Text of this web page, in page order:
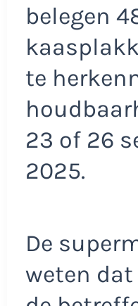
belegen
te
23 of 26
2025.
De
weten